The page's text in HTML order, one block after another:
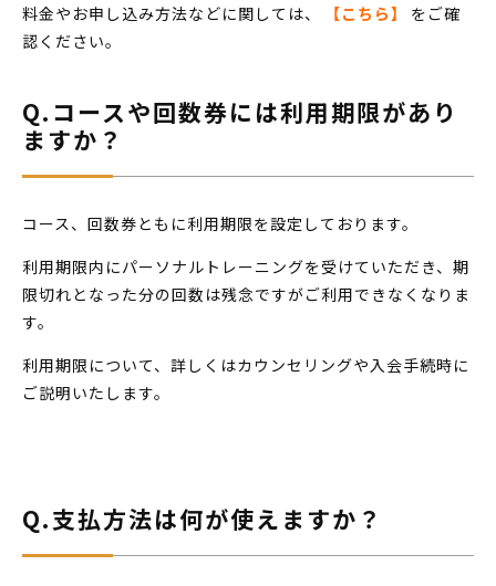
料金やお申し込み方法などに関しては、
【こちら】
をご確
認ください。
Q.コースや回数券には利用期限があり
ますか？
コース、回数券ともに利用期限を設定しております。
利用期限内にパーソナルトレーニングを受けていただき、期
限切れとなった分の回数は残念ですがご利用できなくなりま
す。
利用期限について、詳しくはカウンセリングや入会手続時に
ご説明いたします。
Q.支払方法は何が使えますか？